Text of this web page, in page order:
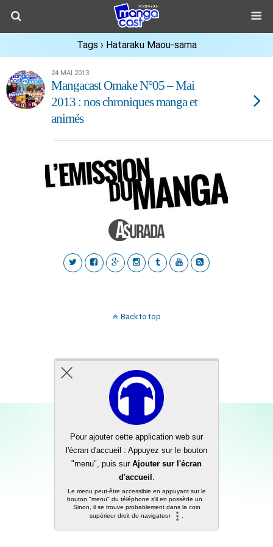
Tags › Hataraku Maou-sama
24 MAI 2013
Mangacast Omake N°05 – Mai
2013 : nos chroniques manga et
animés
Back to top